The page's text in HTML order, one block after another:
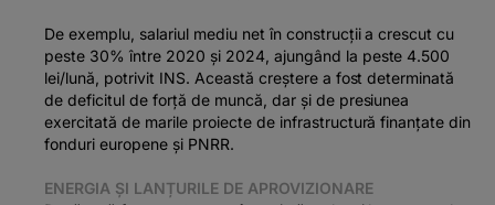
De exemplu, salariul mediu net în construcții a crescut cu
peste 30% între 2020 și 2024, ajungând la peste 4.500
lei/lună, potrivit INS. Această creștere a fost determinată
de deficitul de forță de muncă, dar și de presiunea
exercitată de marile proiecte de infrastructură finanțate din
fonduri europene și PNRR.
ENERGIA ȘI LANȚURILE DE APROVIZIONARE